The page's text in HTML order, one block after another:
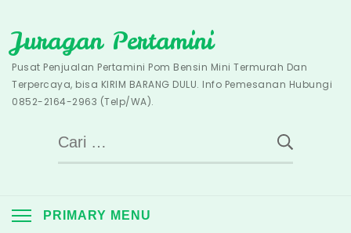
to
content
Juragan Pertamini
Pusat Penjualan Pertamini Pom Bensin Mini Termurah Dan
Terpercaya, bisa KIRIM BARANG DULU. Info Pemesanan Hubungi
0852-2164-2963 (Telp/WA).
Cari
untuk:
PRIMARY MENU